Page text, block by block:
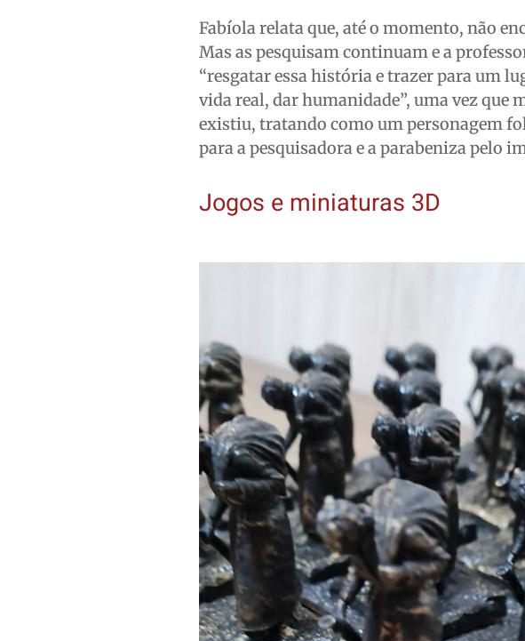
Fabíola relata que, até o momento, não
Mas as pesquisam continuam e a
“resgatar essa história e trazer para um
vida real, dar humanidade”, uma vez que
existiu, tratando como um personagem
para a pesquisadora e a parabeniza pelo
Jogos e miniaturas 3D